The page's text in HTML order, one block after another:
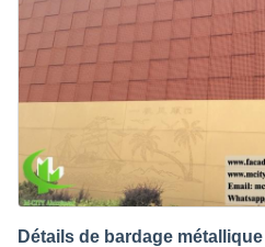
Détails de bardage